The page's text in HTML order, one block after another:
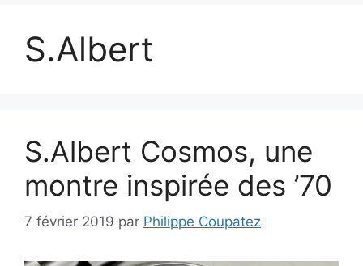
S.Albert
S.Albert Cosmos, une
montre inspirée des ’70
7 février 2019 par Philippe Coupatez